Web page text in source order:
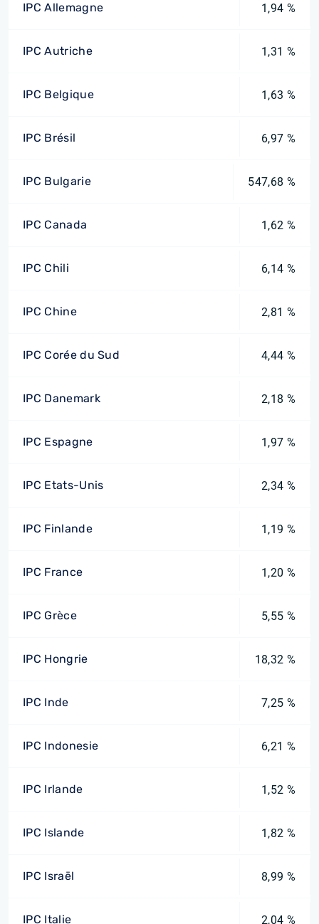
IPC Allemagne 1,94 %
IPC Autriche 1,31 %
IPC Belgique 1,63 %
IPC Brésil 6,97 %
IPC Bulgarie 547,68 %
IPC Canada 1,62 %
IPC Chili 6,14 %
IPC Chine 2,81 %
IPC Corée du Sud 4,44 %
IPC Danemark 2,18 %
IPC Espagne 1,97 %
IPC Etats-Unis 2,34 %
IPC Finlande 1,19 %
IPC France 1,20 %
IPC Grèce 5,55 %
IPC Hongrie 18,32 %
IPC Inde 7,25 %
IPC Indonesie 6,21 %
IPC Irlande 1,52 %
IPC Islande 1,82 %
IPC Israël 8,99 %
IPC Italie 2,04 %